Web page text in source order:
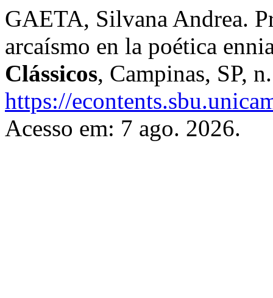
GAETA, Silvana Andrea.
arcaísmo en la poética
Clássicos, Campinas, SP,
https://
Acesso em: 7 ago. 2026.